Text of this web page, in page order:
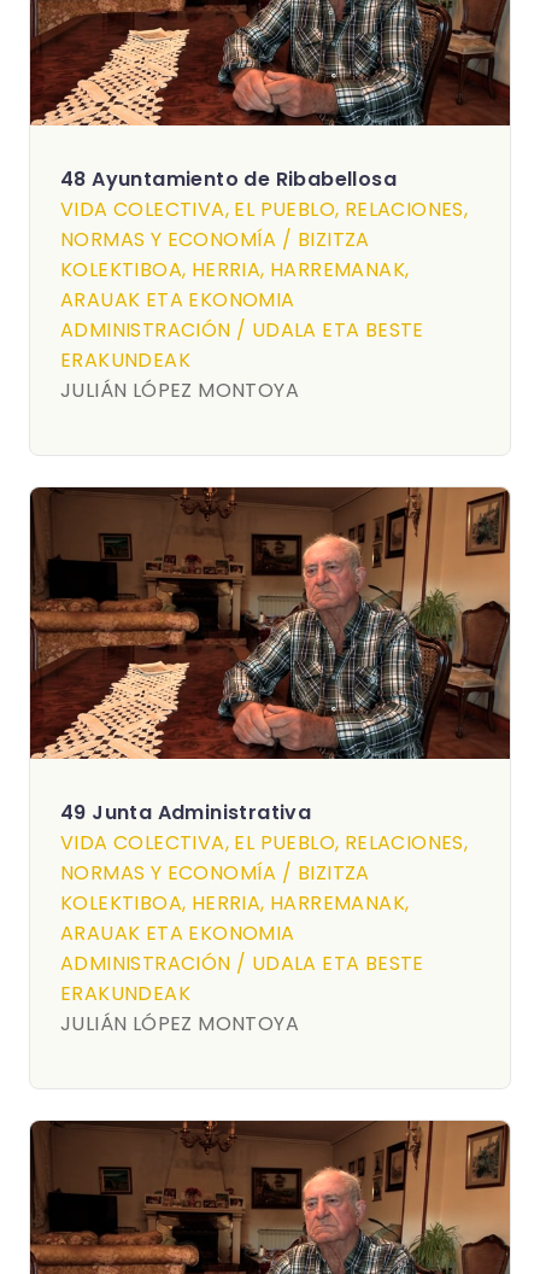
48 Ayuntamiento de Ribabellosa
VIDA COLECTIVA, EL PUEBLO, RELACIONES,
NORMAS Y ECONOMÍA / BIZITZA
KOLEKTIBOA, HERRIA, HARREMANAK,
ARAUAK ETA EKONOMIA
ADMINISTRACIÓN / UDALA ETA BESTE
ERAKUNDEAK
JULIÁN LÓPEZ MONTOYA
49 Junta Administrativa
VIDA COLECTIVA, EL PUEBLO, RELACIONES,
NORMAS Y ECONOMÍA / BIZITZA
KOLEKTIBOA, HERRIA, HARREMANAK,
ARAUAK ETA EKONOMIA
ADMINISTRACIÓN / UDALA ETA BESTE
ERAKUNDEAK
JULIÁN LÓPEZ MONTOYA